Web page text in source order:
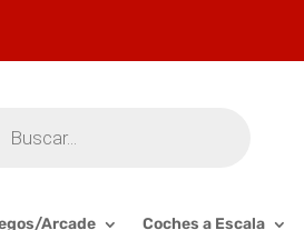
Arcade Coches a Escala